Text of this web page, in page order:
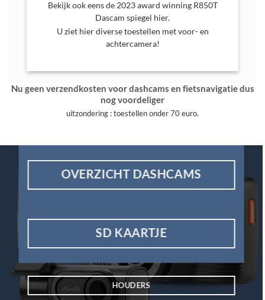
Bekijk ook eens de 2023 award winning R850T
Dascam spiegel hier.
U ziet hier diverse toestellen met voor- en
achtercamera!
Nu geen verzendkosten voor dashcams en fietsnavigatie dus
nog voordeliger
uitzondering : toestellen onder 70 euro.
OVERZICHT DASHCAMS
SD KAARTJE
HOUDERS